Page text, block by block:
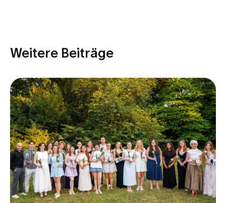
Weitere Beiträge